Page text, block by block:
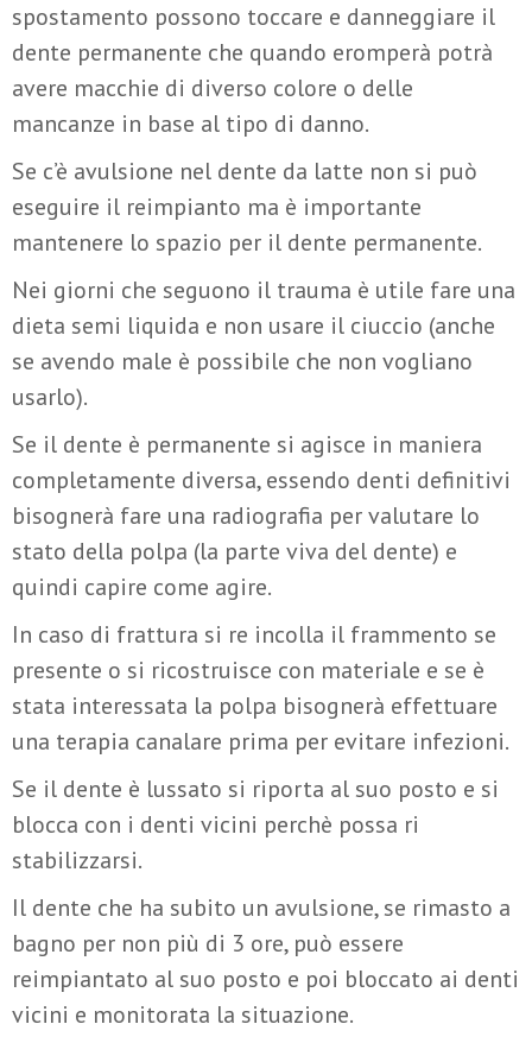
spostamento possono toccare e danneggiare il
dente permanente che quando eromperà potrà
avere macchie di diverso colore o delle
mancanze in base al tipo di danno.
Se c’è avulsione nel dente da latte non si può
eseguire il reimpianto ma è importante
mantenere lo spazio per il dente permanente.
Nei giorni che seguono il trauma è utile fare una
dieta semi liquida e non usare il ciuccio (anche
se avendo male è possibile che non vogliano
usarlo).
Se il dente è permanente si agisce in maniera
completamente diversa, essendo denti definitivi
bisognerà fare una radiografia per valutare lo
stato della polpa (la parte viva del dente) e
quindi capire come agire.
In caso di frattura si re incolla il frammento se
presente o si ricostruisce con materiale e se è
stata interessata la polpa bisognerà effettuare
una terapia canalare prima per evitare infezioni.
Se il dente è lussato si riporta al suo posto e si
blocca con i denti vicini perchè possa ri
stabilizzarsi.
Il dente che ha subito un avulsione, se rimasto a
bagno per non più di 3 ore, può essere
reimpiantato al suo posto e poi bloccato ai denti
vicini e monitorata la situazione.